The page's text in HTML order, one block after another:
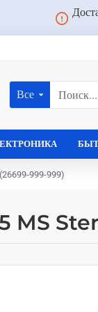
Все
Поиск...
MS
999-999)